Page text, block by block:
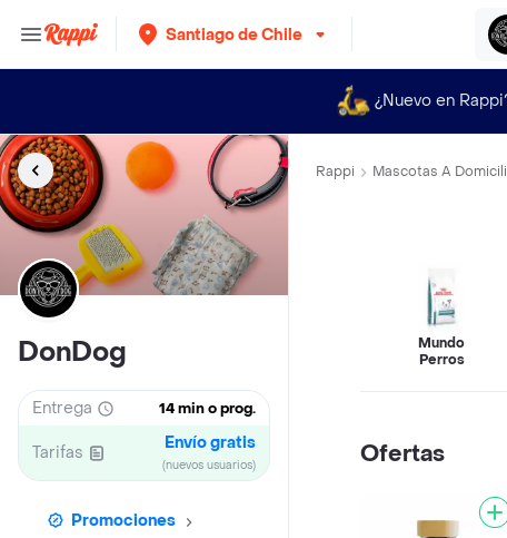
Santiago de Chile
¿Nuevo en
DonDog
Entrega 14 min o prog.
Tarifas Envío gratis
(nuevos usuarios)
Promociones
Rappi Mascotas A
Mundo
Perros
Ofertas